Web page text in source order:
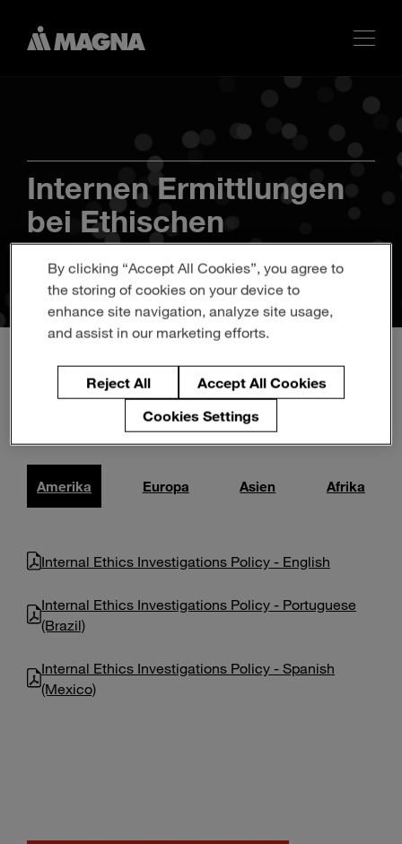
terms
Internen Ermittlungen
bei Ethischen
Verstößen
Amerika Europa Asien Afrika
Internal Ethics Investigations Policy - English
Internal Ethics Investigations Policy - Portuguese
(Brazil)
Internal Ethics Investigations Policy - Spanish
(Mexico)
By clicking “Accept All Cookies”, you agree to
the storing of cookies on your device to
enhance site navigation, analyze site usage,
and assist in our marketing efforts.
Reject All
Accept All Cookies
Cookies Settings